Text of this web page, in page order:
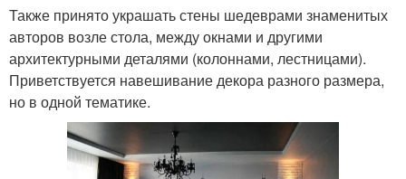
Также принято украшать стены шедеврами знаменитых
авторов возле стола, между окнами и другими
архитектурными деталями (колоннами, лестницами).
Приветствуется навешивание декора разного размера,
но в одной тематике.